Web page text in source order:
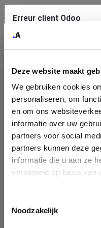
Deze website maakt
We gebruiken cookies
personaliseren, om
en om ons
informatie over uw
partners voor social
partners kunnen deze
informatie die u aan ze
verzameld op basis van
Noodzakelijk
Identification
de
l'entreprise
Please fill in your
form. If you don't find your
a new company record with
Erreur client Odoo
Une erreur s'est
Utilisez le bouton Copier
service de support.
Voir les détails
Ok